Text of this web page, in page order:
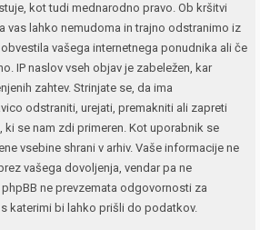
kot tudi mednarodno pravo. Ob kršitvi
vas lahko nemudoma in trajno odstranimo iz
vašega internetnega ponudnika ali če
IP naslov vseh objav je zabeležen, kar
zahtev. Strinjate se, da ima
odstraniti, urejati, premakniti ali zapreti
ki se nam zdi primeren. Kot uporabnik se
vsebine shrani v arhiv. Vaše informacije ne
vašega dovoljenja, vendar pa ne
phpBB ne prevzemata odgovornosti za
katerimi bi lahko prišli do podatkov.